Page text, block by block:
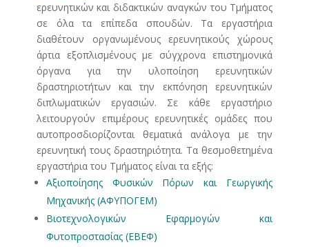
ερευνητικών και διδακτικών αναγκών του Τμήματος
σε όλα τα επίπεδα σπουδών. Τα εργαστήρια
διαθέτουν οργανωμένους ερευνητικούς χώρους
άρτια εξοπλισμένους με σύγχρονα επιστημονικά
όργανα για την υλοποίηση ερευνητικών
δραστηριοτήτων και την εκπόνηση ερευνητικών
διπλωματικών εργασιών. Σε κάθε εργαστήριο
λειτουργούν επιμέρους ερευνητικές ομάδες που
αυτοπροσδιορίζονται θεματικά ανάλογα με την
ερευνητική τους δραστηριότητα. Τα θεσμοθετημένα
εργαστήρια του Τμήματος είναι τα εξής:
Αξιοποίησης Φυσικών Πόρων και Γεωργικής
Μηχανικής (ΑΦΥΠΟΓΕΜ)
Βιοτεχνολογικών Εφαρμογών και
Φυτοπροστασίας (ΕΒΕΦ)